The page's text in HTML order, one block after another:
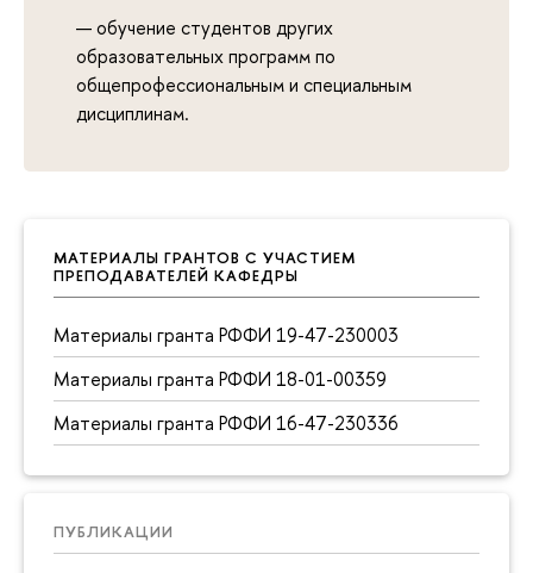
МАТЕРИАЛЫ ГРАНТОВ С УЧАСТИЕМ
ПРЕПОДАВАТЕЛЕЙ КАФЕДРЫ
Материалы гранта РФФИ 19-47-230003
Материалы гранта РФФИ 18-01-00359
Материалы гранта РФФИ 16-47-230336
ПУБЛИКАЦИИ
обучение студентов других
образовательных программ по
общепрофессиональным и специальным
дисциплинам.